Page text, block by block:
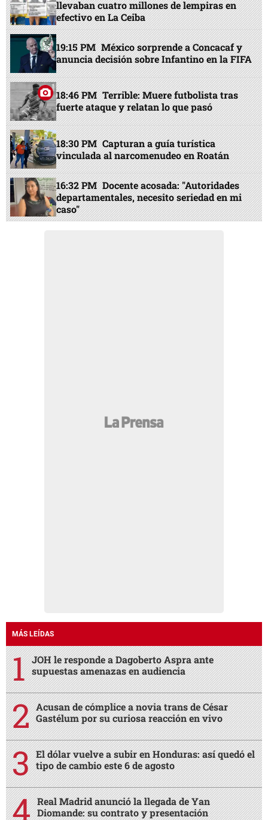
llevaban cuatro millones de lempiras en
efectivo en La Ceiba
19:15 PM México sorprende a Concacaf y
anuncia decisión sobre Infantino en la FIFA
18:46 PM Terrible: Muere futbolista tras
fuerte ataque y relatan lo que pasó
18:30 PM Capturan a guía turística
vinculada al narcomenudeo en Roatán
16:32 PM Docente acosada: "Autoridades
departamentales, necesito seriedad en mi
caso"
MÁS LEÍDAS
JOH le responde a Dagoberto Aspra ante
supuestas amenazas en audiencia
Acusan de cómplice a novia trans de César
Gastélum por su curiosa reacción en vivo
El dólar vuelve a subir en Honduras: así quedó el
tipo de cambio este 6 de agosto
Real Madrid anunció la llegada de Yan
Diomande: su contrato y presentación